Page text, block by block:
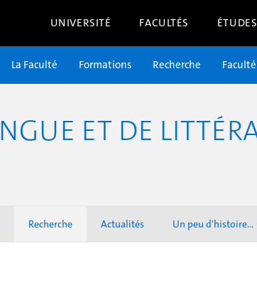
UNIVERSITÉ FACULTÉS ÉTUDES
La Faculté Formations Recherche
ET DE
Recherche Actualités Un peu d'histoire...